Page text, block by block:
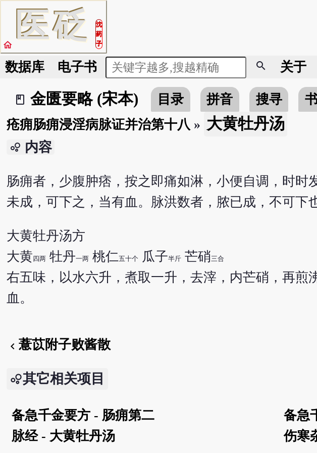
医砭
沈
药
子
home
数据库 电子书 search 关于
book_2
金匮要略 (宋本) 目录 拼音 搜寻
疮痈肠痈浸淫病脉证并治第十八 » 大黄牡丹汤
bubble_chart 内容
肠痈者，少腹肿痞，按之即痛如淋，小便自调，时时
未成，可下之，当有血。脉洪数者，脓已成，不可下
大黄牡丹汤方
大黄四两牡丹一两桃仁五十个瓜子半斤芒硝三合
右五味，以水六升，煮取一升，去滓，内芒硝，再煎
血。
chevron_left 薏苡附子败酱散
其它相关项目
备急千金要方 - 肠痈第二
备急
脉经 - 大黄牡丹汤
伤寒